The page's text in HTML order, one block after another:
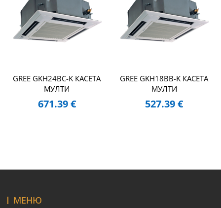
GREE GKH24BC-K КАСЕТА
МУЛТИ
671.39€
GREE GKH18BB-K КАСЕТА
МУЛТИ
527.39€
МЕНЮ